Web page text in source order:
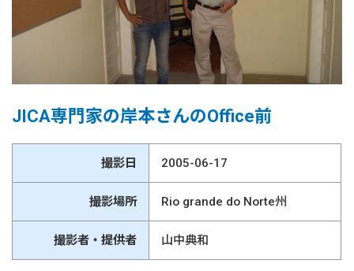
JICA専門家の岸本さんのOffice前
撮影日 2005-06-17
撮影場所 Rio grande do Norte州
撮影者・提供者 山中典和